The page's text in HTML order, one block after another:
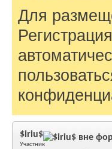
Для
$iriu$
Участник